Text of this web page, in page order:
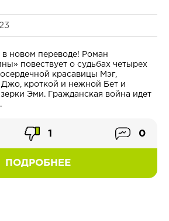
новом переводе! Роман
повествует о судьбах четырех
красавицы Мэг,
Джо, кроткой и нежной Бет и
Эми. Гражданская война идет
ПОДРОБНЕЕ
1 0